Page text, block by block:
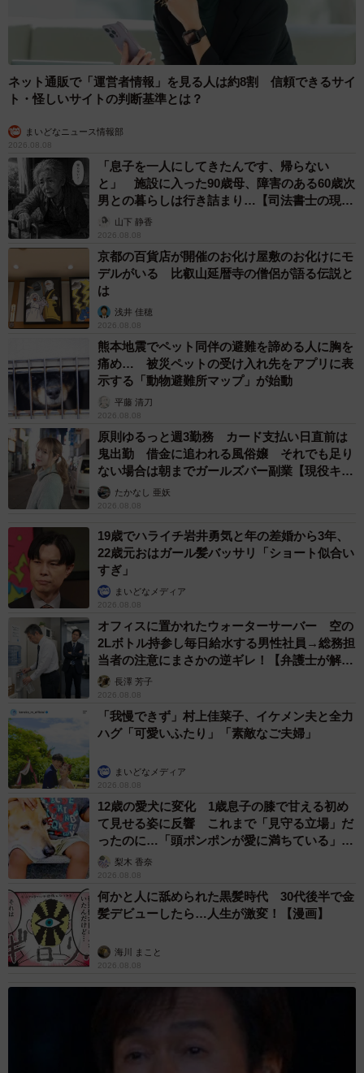
ネット通販で「運営者情報」を見る人は約8割 信頼できるサイ
ト・怪しいサイトの判断基準とは？
まいどなニュース情報部
2026.08.08
「息子を一人にしてきたんです、帰らない
と」 施設に入った90歳母、障害のある60歳次
男との暮らしは行き詰まり…【司法書士の現場
から】山下 静香
2026.08.08
京都の百貨店が開催のお化け屋敷のお化けにモ
デルがいる 比叡山延暦寺の僧侶が語る伝説と
は
浅井 佳穂
2026.08.08
熊本地震でペット同伴の避難を諦める人に胸を
痛め… 被災ペットの受け入れ先をアプリに表
示する「動物避難所マップ」が始動
平藤 清刀
2026.08.08
原則ゆるっと週3勤務 カード支払い日直前は
鬼出勤 借金に追われる風俗嬢 それでも足り
ない場合は朝までガールズバー副業【現役キャ
ストに取材】
たかなし 亜妖
2026.08.08
19歳でハライチ岩井勇気と年の差婚から3年、
22歳元おはガール髪バッサリ「ショート似合い
すぎ」
まいどなメディア
2026.08.08
オフィスに置かれたウォーターサーバー 空の
2Lボトル持参し毎日給水する男性社員→総務担
当者の注意にまさかの逆ギレ！【弁護士が解
説】長澤 芳子
2026.08.08
「我慢できず」村上佳菜子、イケメン夫と全力
ハグ「可愛いふたり」「素敵なご夫婦」
まいどなメディア
2026.08.08
12歳の愛犬に変化 1歳息子の膝で甘える初め
て見せる姿に反響 これまで「見守る立場」だ
ったのに…「頭ポンポンが愛に満ちている」
「尊…」
梨木 香奈
2026.08.08
何かと人に舐められた黒髪時代 30代後半で金
髪デビューしたら…人生が激変！【漫画】
海川 まこと
2026.08.08